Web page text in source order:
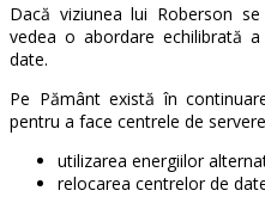
Dacă viziunea lui Roberson
vedea o abordare echilibrată
date.
Pe Pământ există în
pentru a face centrele de
utilizarea energiilor
relocarea centrelor de